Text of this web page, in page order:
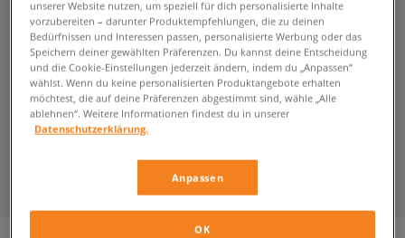
unserer Website nutzen, um speziell für dich personalisierte Inhalte
vorzubereiten – darunter Produktempfehlungen, die zu deinen
Bedürfnissen und Interessen passen, personalisierte Werbung oder das
Speichern deiner gewählten Präferenzen. Du kannst deine Entscheidung
und die Cookie-Einstellungen jederzeit ändern, indem du „Anpassen“
wählst. Wenn du keine personalisierten Produktangebote erhalten
möchtest, die auf deine Präferenzen abgestimmt sind, wähle „Alle
ablehnen“. Weitere Informationen findest du in unserer
Datenschutzerklärung.
Anpassen
OK